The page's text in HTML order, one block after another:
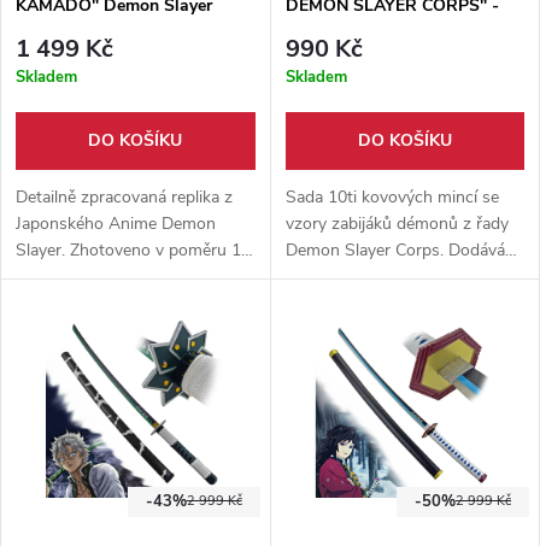
KAMADO" Demon Slayer
1 499 Kč
Skladem
DO KOŠÍKU
Detailně zpracovaná replika z
Japonského Anime Demon
Slayer. Zhotoveno v poměru 1:1
s originálem. Kombinace dřeva
doplněk ke Cosplayi.
DEMON SLAYER CORPS" -
990 Kč
Skladem
DO KOŠÍKU
Sada 10ti kovových mincí se
vzory zabijáků démonů z řady
Demon Slayer Corps. Dodáváno
v dárkovém boxu pro jedinečné
pro každou minci.
2 999 Kč
-43% 2 999 Kč
-50%